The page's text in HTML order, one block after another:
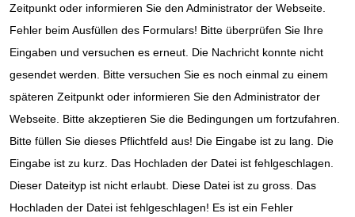
Zeitpunkt oder informieren Sie den Administrator der Webseite.
Fehler beim Ausfüllen des Formulars! Bitte überprüfen Sie Ihre
Eingaben und versuchen es erneut. Die Nachricht konnte nicht
gesendet werden. Bitte versuchen Sie es noch einmal zu einem
späteren Zeitpunkt oder informieren Sie den Administrator der
Webseite. Bitte akzeptieren Sie die Bedingungen um fortzufahren.
Bitte füllen Sie dieses Pflichtfeld aus! Die Eingabe ist zu lang. Die
Eingabe ist zu kurz. Das Hochladen der Datei ist fehlgeschlagen.
Dieser Dateityp ist nicht erlaubt. Diese Datei ist zu gross. Das
Hochladen der Datei ist fehlgeschlagen! Es ist ein Fehler